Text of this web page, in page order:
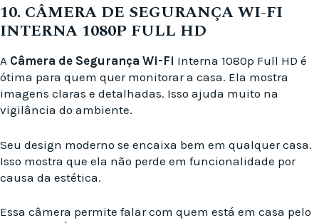
10. CÂMERA DE SEGURANÇA WI-FI
INTERNA 1080P FULL HD
A Câmera de Segurança Wi-Fi Interna 1080p Full HD é
ótima para quem quer monitorar a casa. Ela mostra
imagens claras e detalhadas. Isso ajuda muito na
vigilância do ambiente.
Seu design moderno se encaixa bem em qualquer casa.
Isso mostra que ela não perde em funcionalidade por
causa da estética.
Essa câmera permite falar com quem está em casa pelo